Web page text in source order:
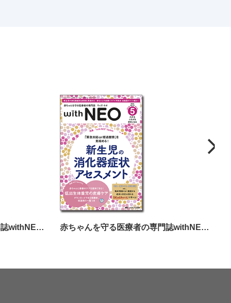
赤ちゃんを守る医療者の専門誌withNEO（ウィズネオ）2025年4号 赤ちゃんを守る医療者の専門誌withNEO（ウィズネオ）2024年5号